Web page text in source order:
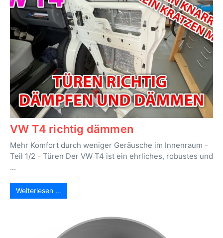
VW T4 richtig dämmen
Mehr Komfort durch weniger Geräusche im Innenraum -
Teil 1/2 - Türen Der VW T4 ist ein ehrliches, robustes und
...
Weiterlesen …